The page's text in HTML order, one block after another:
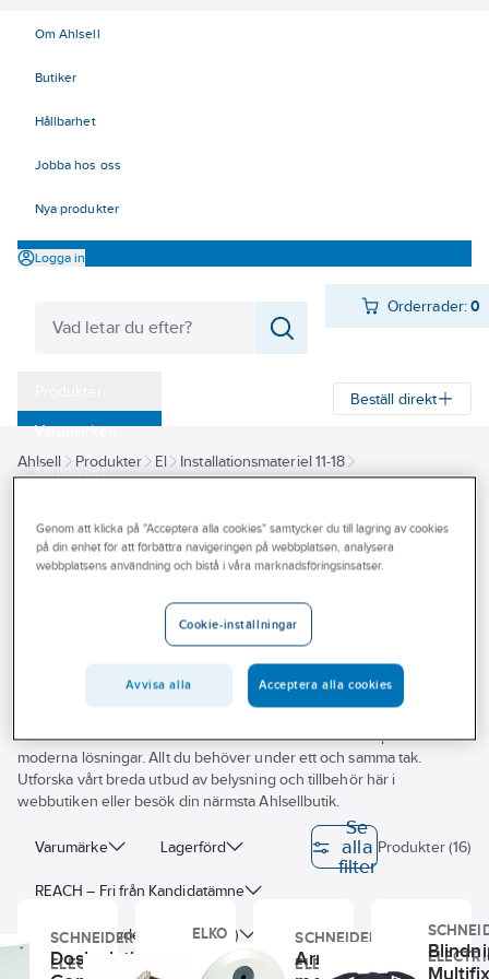
Om Ahlsell
Butiker
Hållbarhet
Jobba hos oss
Nya produkter
Logga in
Orderrader:0
Varumärken
Kampanjer
Branscher
Beställ direkt
Ahlsell Produkter El
Installationsmateriel 11-18
Övriga tillbehör
Vi på Ahlsell hjälper dig hitta installationsmaterialet för alla dina jobb
inom el. Oavsett om du jobbar med kommersiella fastigheter eller
privatbostad har vi sortimentet. Här finner du vägguttag, kabelstegar
och tillbehör för enkel installation. Smarta vägguttag, strömställare
och dimmers från flertalet stora leverantörer. Moderna produkter för
moderna lösningar. Allt du behöver under ett och samma tak.
Utforska vårt breda utbud av belysning och tillbehör här i
webbutiken eller besök din närmsta Ahlsellbutik.
Varumärke Lagerförd
REACH – Fri från Kandidatämne
Har miljövarudeklaration (EPD)
Se
alla
filter
Produkter (16)
SCHNEIDER
ELECTRIC
Doslock till
ELKO
Dosclips
SCHNEIDER
ELECTRIC
Armaturlock
Multifix
Genom att klicka på "Acceptera alla cookies" samtycker du till lagring av cookies
på din enhet för att förbättra navigeringen på webbplatsen, analysera
webbplatsens användning och bistå i våra marknadsföringsinsatser.
Cookie-inställningar
Avvisa alla Acceptera alla cookies